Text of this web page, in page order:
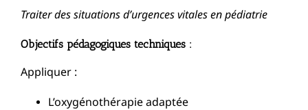
Traiter des situations d’urgences vitales en pédiatrie
Objectifs pédagogiques techniques :
Appliquer :
L’oxygénothérapie adaptée